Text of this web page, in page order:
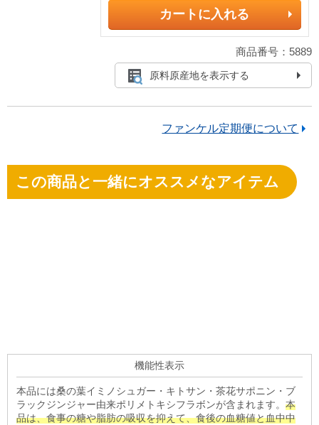
カートに入れる
商品番号：5889
原料原産地を表示する
ファンケル定期便について
この商品と一緒にオススメなアイテム
機能性表示
本品には桑の葉イミノシュガー・キトサン・茶花サポニン・ブ
ラックジンジャー由来ポリメトキシフラボンが含まれます。本
品は、食事の糖や脂肪の吸収を抑えて、食後の血糖値と血中中